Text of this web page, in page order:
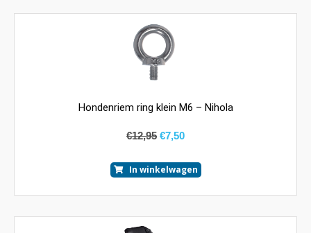
Hondenriem ring klein M6 – Nihola
€12,95 €7,50
In winkelwagen